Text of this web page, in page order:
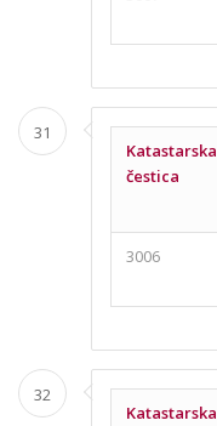
31
Katastarska
čestica
3006
32
Katastarska